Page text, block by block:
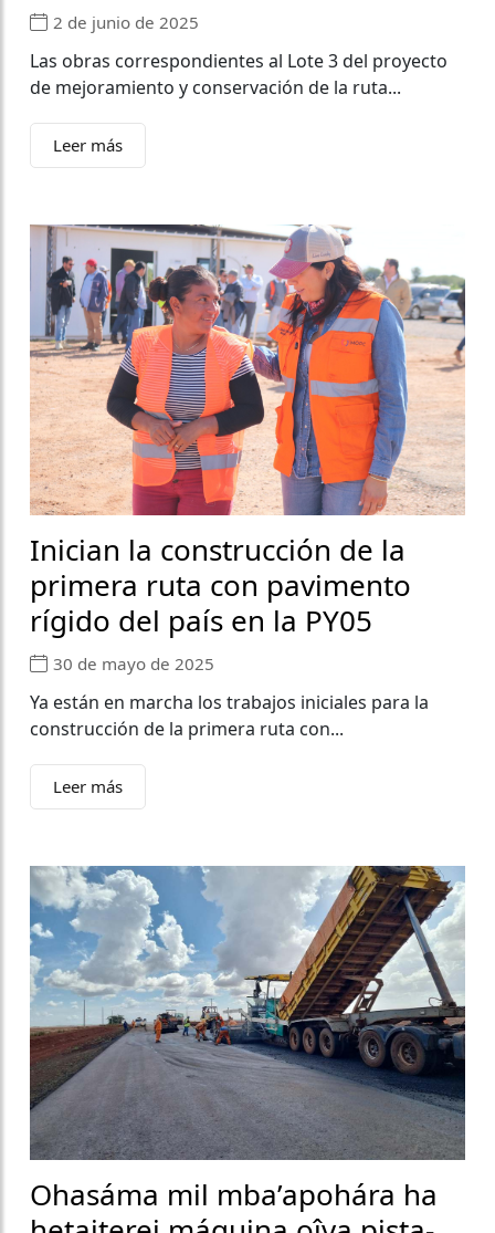
2 de junio de 2025
Las obras correspondientes al Lote 3 del proyecto
de mejoramiento y conservación de la ruta...
Leer más
Inician la construcción de la
primera ruta con pavimento
rígido del país en la PY05
30 de mayo de 2025
Ya están en marcha los trabajos iniciales para la
construcción de la primera ruta con...
Leer más
Ohasáma mil mba’apohára ha